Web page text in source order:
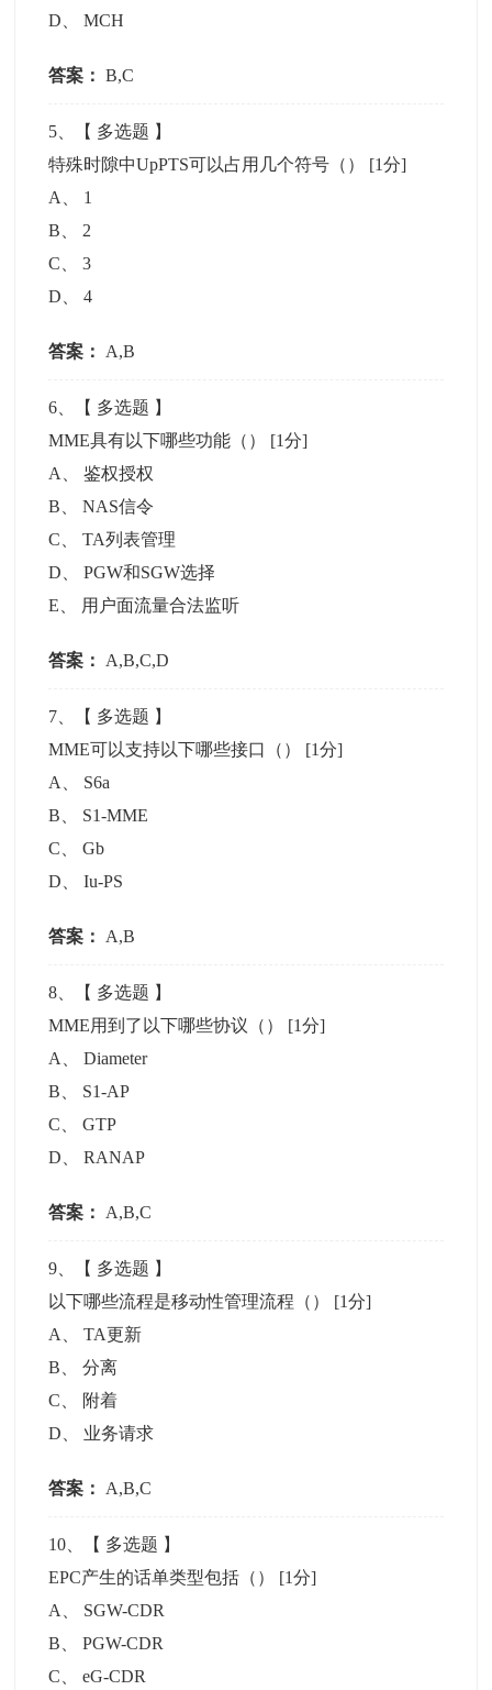
D 、MCH
答案： B,C
5 、【 多选题 】
特殊时隙中UpPTS可以占用几个符号（） [1分]
A
1
B
2
C 、3
D 、4
答案： A,B
6 、【 多选题 】
MME具有以下哪些功能（） [1分]
A
、鉴权授权
B 、NAS信令
C 、TA列表管理
D 、PGW和SGW选择
E
用户面流量合法监听
答案： A,B,C,D
7 、【 多选题 】
MME可以支持以下哪些接口（） [1分]
A
S6a
B
S1-MME
C 、Gb
D 、Iu-PS
答案： A,B
8 、【 多选题 】
MME用到了以下哪些协议（） [1分]
A
、Diameter
B
S1-AP
C 、GTP
D 、RANAP
答案： A,B,C
9 、【 多选题 】
以下哪些流程是移动性管理流程（） [1分]
A
、TA更新
B 、分离
C
附着
D
业务请求
答案： A,B,C
10 、【 多选题 】
EPC产生的话单类型包括（） [1分]
A
SGW-CDR
B 、PGW-CDR
C 、eG-CDR